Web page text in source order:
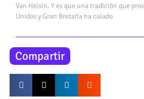
Van Helsin. Y es que una tradición que
Unidos y Gran Bretaña ha calado
Compartir